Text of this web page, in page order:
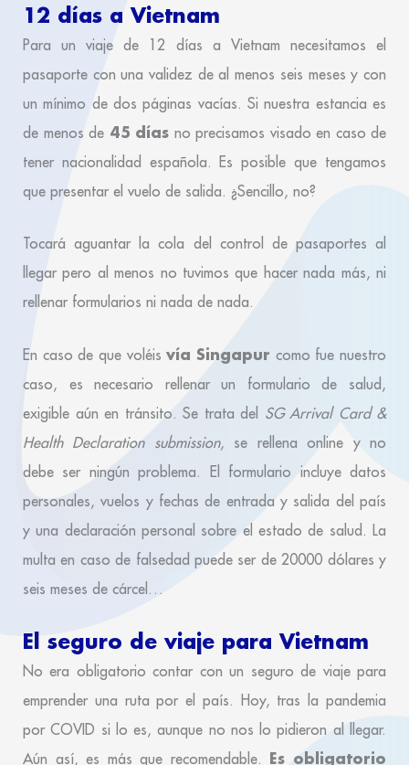
12 días a Vietnam
Para un viaje de 12 días a Vietnam necesitamos el
pasaporte con una validez de al menos seis meses y con
un mínimo de dos páginas vacías. Si nuestra estancia es
de menos de 45 días no precisamos visado en caso de
tener nacionalidad española. Es posible que tengamos
que presentar el vuelo de salida. ¿Sencillo, no?
Tocará aguantar la cola del control de pasaportes al
llegar pero al menos no tuvimos que hacer nada más, ni
rellenar formularios ni nada de nada.
En caso de que voléisvía Singapur como fue nuestro
caso, es necesario rellenar un formulario de salud,
exigible aún en tránsito. Se trata del SG Arrival Card &
Health Declaration submission, se rellena online y no
debe ser ningún problema. El formulario incluye datos
personales, vuelos y fechas de entrada y salida del país
y una declaración personal sobre el estado de salud. La
multa en caso de falsedad puede ser de 20000 dólares y
seis meses de cárcel…
El seguro de viaje para Vietnam
No era obligatorio contar con un seguro de viaje para
emprender una ruta por el país. Hoy, tras la pandemia
por COVID si lo es, aunque no nos lo pidieron al llegar.
Aún así, es más que recomendable. Es obligatorio